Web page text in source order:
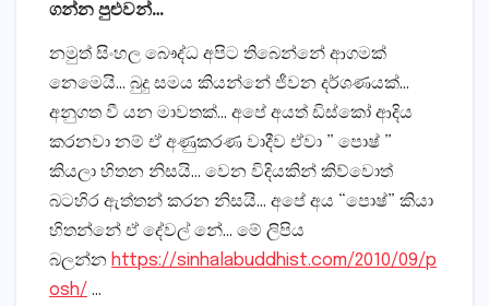
ගන්න පුළුවන්…
නමුත් සිංහල බෞද්ධ අපිට තිබෙන්නේ ආගමක්
නෙමෙයි… බුදු සමය කියන්නේ ජීවන දර්ශණයක්…
අනුගත වී යන මාවතක්… අපේ අයත් ඩිස්කෝ ආදිය
කරනවා නම් ඒ අණුකරණ වාදීව ඒවා ” පොෂ් ”
කියලා හිතන නිසයි… වෙන විදියකින් කිව්වොත්
බටහිර ඇත්තන් කරන නිසයි… අපේ අය “පොෂ්” කියා
හිතන්නේ ඒ දේවල් නේ… මේ ලිපිය
බලන්න https://sinhalabuddhist.com/2010/09/p
osh/ …